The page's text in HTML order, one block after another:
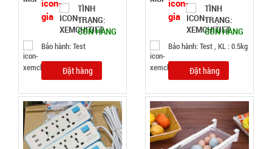
Quạt cầm
tay tốc độ
cao Quạt
Turbo Quạt
Mini N68 (
MÃ
SP:
004995
TÌNH
TRẠNG:
CÒN HÀNG
Bảo hành: Test
Đặt hàng
TÌNH
TRẠNG:
CÒN HÀNG
Bảo hành: Test , KL : 0.5kg
Đặt hàng